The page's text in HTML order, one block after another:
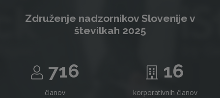
Združenje nadzornikov Slovenije v
številkah 2025
716
članov
16
korporativnih članov